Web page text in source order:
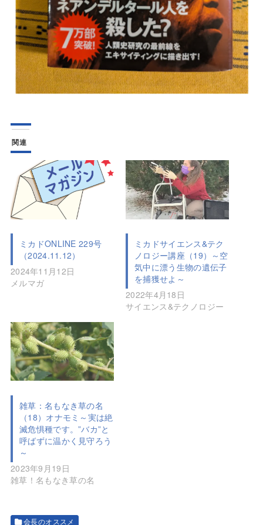
関連
ミカドONLINE 229号
（2024.11.12）
2024年11月12日
メルマガ
ミカドサイエンス&テク
ノロジー講座（19）～空
気中に漂う生物の遺伝子
を捕獲せよ～
2022年4月18日
サイエンス&テクノロジー
雑草：名もなき草の名
（18）オナモミ～実は絶
滅危惧種です。”バカ”と
呼ばずに温かく見守ろう
～
2023年9月19日
雑草！名もなき草の名
会長のオススメ